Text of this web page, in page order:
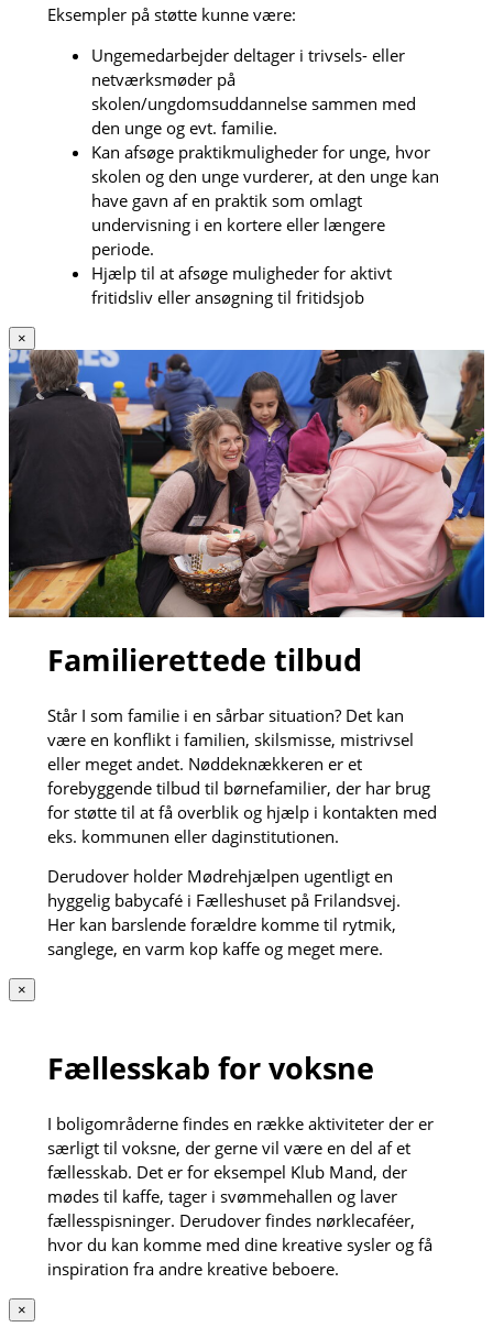
Eksempler på støtte kunne være:
Ungemedarbejder deltager i trivsels- eller
netværksmøder på
skolen/ungdomsuddannelse sammen med
den unge og evt. familie.
Kan afsøge praktikmuligheder for unge, hvor
skolen og den unge vurderer, at den unge kan
have gavn af en praktik som omlagt
undervisning i en kortere eller længere
periode.
Hjælp til at afsøge muligheder for aktivt
fritidsliv eller ansøgning til fritidsjob
×
Familierettede tilbud
Står I som familie i en sårbar situation? Det kan
være en konflikt i familien, skilsmisse, mistrivsel
eller meget andet. Nøddeknækkeren er et
forebyggende tilbud til børnefamilier, der har brug
for støtte til at få overblik og hjælp i kontakten med
eks. kommunen eller daginstitutionen.
Derudover holder Mødrehjælpen ugentligt en
hyggelig babycafé i Fælleshuset på Frilandsvej.
Her kan barslende forældre komme til rytmik,
sanglege, en varm kop kaffe og meget mere.
×
Fællesskab for voksne
I boligområderne findes en række aktiviteter der er
særligt til voksne, der gerne vil være en del af et
fællesskab. Det er for eksempel Klub Mand, der
mødes til kaffe, tager i svømmehallen og laver
fællesspisninger. Derudover findes nørklecaféer,
hvor du kan komme med dine kreative sysler og få
inspiration fra andre kreative beboere.
×